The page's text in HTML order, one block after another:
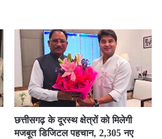
छत्तीसगढ़ के दूरस्थ क्षेत्रों को मिलेगी
मजबूत डिजिटल पहचान, 2,305 नए